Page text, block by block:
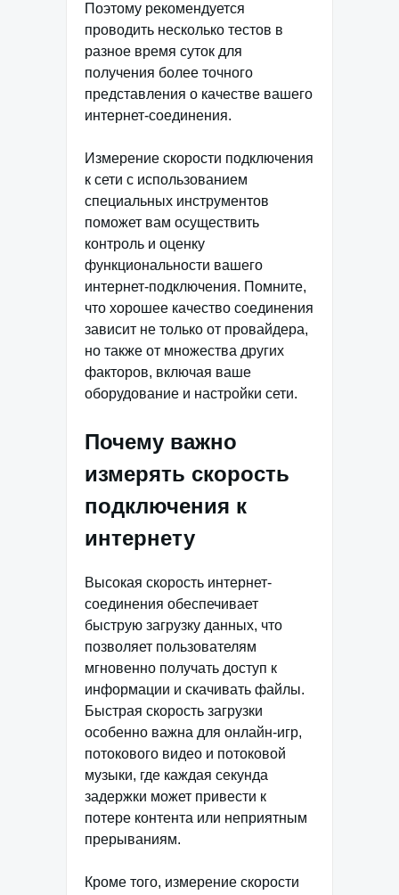
Поэтому рекомендуется
проводить несколько тестов в
разное время суток для
получения более точного
представления о качестве вашего
интернет-соединения.
Измерение скорости подключения
к сети с использованием
специальных инструментов
поможет вам осуществить
контроль и оценку
функциональности вашего
интернет-подключения. Помните,
что хорошее качество соединения
зависит не только от провайдера,
но также от множества других
факторов, включая ваше
оборудование и настройки сети.
Почему важно
измерять скорость
подключения к
интернету
Высокая скорость интернет-
соединения обеспечивает
быструю загрузку данных, что
позволяет пользователям
мгновенно получать доступ к
информации и скачивать файлы.
Быстрая скорость загрузки
особенно важна для онлайн-игр,
потокового видео и потоковой
музыки, где каждая секунда
задержки может привести к
потере контента или неприятным
прерываниям.
Кроме того, измерение скорости